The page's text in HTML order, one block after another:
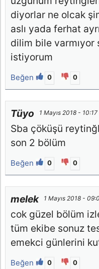
diyorlar ne olcak
aslı yada ferhat
dilim bile
istiyorum
Beğen 0 0
Tüyo 1 Mayıs 2018 - 10:17
Sba çöküşü
son 2 bölüm
Beğen 0 0
melek 1 Mayıs 2018 -
cok güzel bölüm
tüm ekibe sonuz
emekci günlerini
Beğen 0 0